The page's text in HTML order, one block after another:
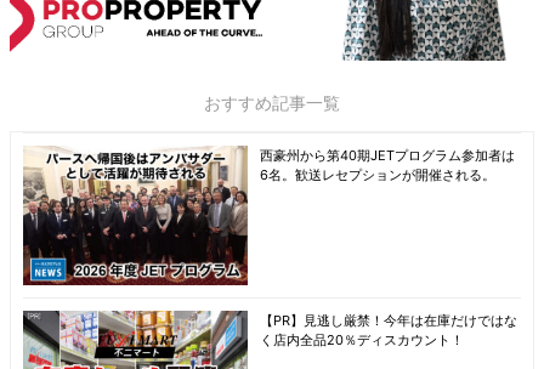
おすすめ記事一覧
西豪州から第40期JETプログラム参加者は
6名。歓送レセプションが開催される。
【PR】見逃し厳禁！今年は在庫だけではな
く店内全品20％ディスカウント！